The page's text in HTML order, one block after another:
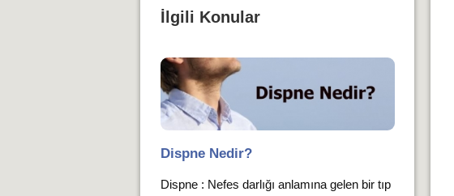
İlgili Konular
Dispne Nedir?
Dispne : Nefes darlığı anlamına gelen bir tıp